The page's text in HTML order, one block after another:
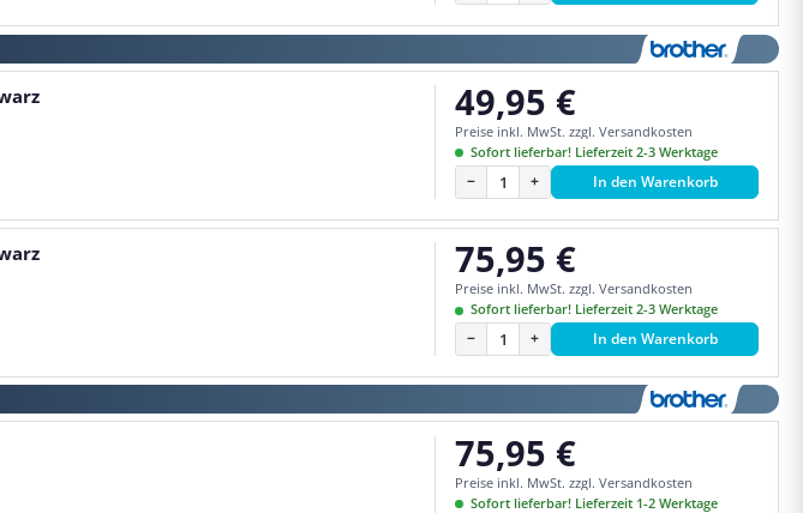
Regulärer Preis:
49,95 €
Preise inkl. MwSt. zzgl. Versandkosten
Sofort lieferbar! Lieferzeit 2-3 Werktage
− + In den Warenkorb
Regulärer Preis:
75,95 €
Preise inkl. MwSt. zzgl. Versandkosten
Sofort lieferbar! Lieferzeit 2-3 Werktage
− + In den Warenkorb
Regulärer Preis:
75,95 €
Preise inkl. MwSt. zzgl. Versandkosten
Sofort lieferbar! Lieferzeit 1-2 Werktage